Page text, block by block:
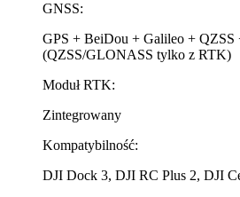
GNSS:
GPS + BeiDou + Galileo +
(QZSS/GLONASS tylko z RTK)
Moduł RTK:
Zintegrowany
Kompatybilność:
DJI Dock 3, DJI RC Plus 2, DJI